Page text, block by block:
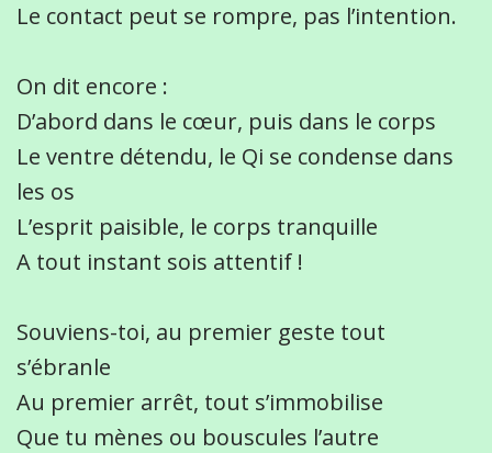
Le contact peut se rompre, pas l’intention.
On dit encore :
D’abord dans le cœur, puis dans le corps
Le ventre détendu, le Qi se condense dans
les os
L’esprit paisible, le corps tranquille
A tout instant sois attentif !
Souviens-toi, au premier geste tout
s’ébranle
Au premier arrêt, tout s’immobilise
Que tu mènes ou bouscules l’autre